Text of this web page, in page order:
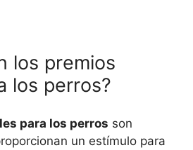
los premios
los perros?
para los perros son
un estímulo para